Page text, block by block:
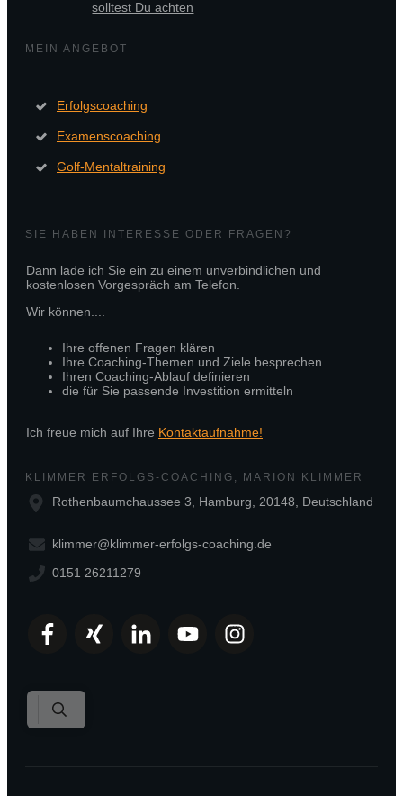
solltest Du achten
MEIN ANGEBOT
Erfolgscoaching
Examenscoaching
Golf-Mentaltraining
SIE HABEN INTERESSE ODER FRAGEN?
Dann lade ich Sie ein zu einem unverbindlichen und
kostenlosen Vorgespräch am Telefon.
Wir können....
Ihre offenen Fragen klären
Ihre Coaching-Themen und Ziele besprechen
Ihren Coaching-Ablauf definieren
die für Sie passende Investition ermitteln
Ich freue mich auf Ihre Kontaktaufnahme!
KLIMMER ERFOLGS-COACHING, MARION KLIMMER
Rothenbaumchaussee 3, Hamburg, 20148, Deutschland
klimmer@klimmer-erfolgs-coaching.de
0151 26211279